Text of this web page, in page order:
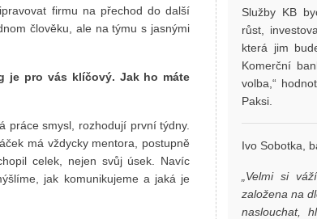
firmu na přechod do další
člověku, ale na týmu s jasnými
je pro vás klíčový. Jak ho máte
práce smysl, rozhodují první týdny.
má vždycky mentora, postupně
celek, nejen svůj úsek. Navíc
jak komunikujeme a jaká je
Služby KB
růst,
která jim
Komerční
volba,“
Paksi.
Ivo Sobotka,
„Velmi si
založena na
naslouchat,